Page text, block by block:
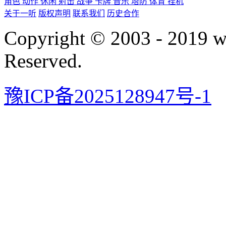
关于一听 版权声明 联系我们 历史合作
Copyright © 2003 - 2019
Reserved.
豫ICP备2025128947号-1